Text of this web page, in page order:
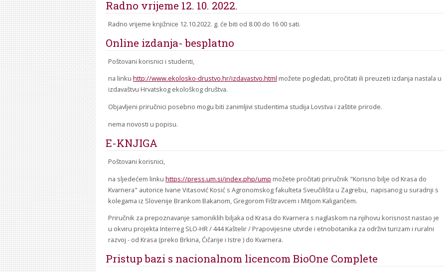
Radno vrijeme 12. 10. 2022.
Radno vrijeme knjižnice 12.10.2022. g. će biti od 8.00 do 16 00 sati.
Online izdanja- besplatno
Poštovani korisnici i studenti,
na linku http://www.ekolosko-drustvo.hr/izdavastvo.html možete pogledati, pročitati ili preuzeti izdanja nastala u
izdavaštvu Hrvatskog ekološkog društva.
Objavljeni priručnici posebno mogu biti zanimljivi studentima studija Lovstva i zaštite prirode.
nema novosti u popisu.
E-KNJIGA
Poštovani korisnici,
na sljedećem linku https://press.um.si/index.php/ump možete pročitati priručnik "Korisno bilje od Krasa do
Kvarnera" autorice Ivane Vitasović Kosić s Agronomskog fakulteta Sveučilišta u Zagrebu, napisanog u suradnji s
kolegama iz Slovenije Brankom Bakanom, Gregorom Fištravcem i Mitjom Kaligaričem.
Priručnik za prepoznavanje samoniklih biljaka od Krasa do Kvarnera s naglaskom na njihovu korisnost nastao je
u okviru projekta Interreg SLO-HR / 444 Kaštelir / Prapovijesne utvrde i etnobotanika za održivi turizam i ruralni
razvoj - od Krasa (preko Brkina, Ćičarije i Istre ) do Kvarnera.
Pristup bazi s nacionalnom licencom BioOne Complete